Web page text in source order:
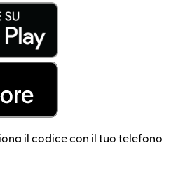
il codice con il tuo telefono